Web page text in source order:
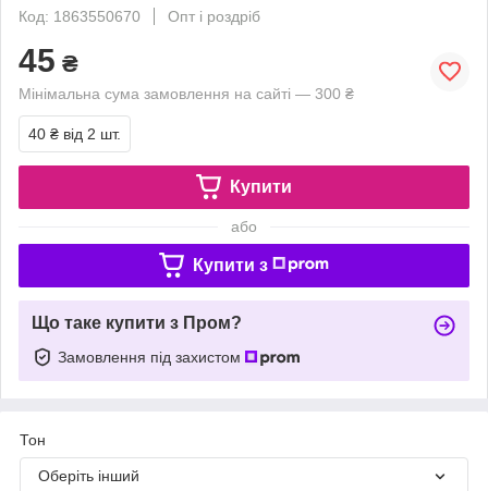
Код: 1863550670
Опт і роздріб
45 ₴
Мінімальна сума замовлення на сайті — 300 ₴
40 ₴ від 2 шт.
Купити
або
Купити з
Що таке купити з Пром?
Замовлення під захистом
Тон
Оберіть інший